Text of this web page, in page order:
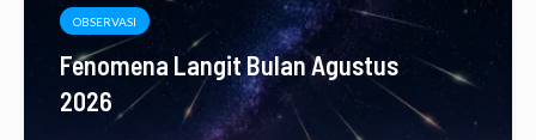
OBSERVASI
Fenomena Langit Bulan Agustus
2026